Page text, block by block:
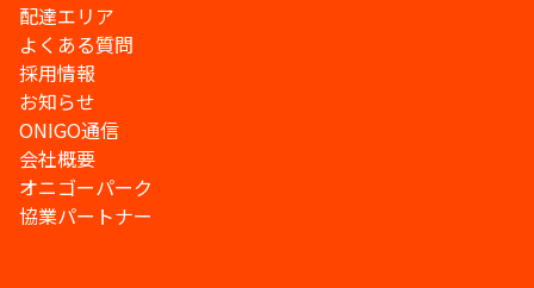
配達エリア
よくある質問
採用情報
お知らせ
ONIGO通信
会社概要
オニゴーパーク
協業パートナー